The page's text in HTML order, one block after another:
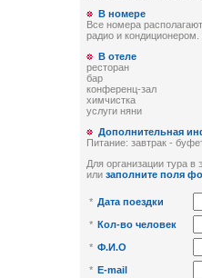
В номере
Все номера
радио и
В отеле
ресторан
бар
конференц-зал
химчистка
услуги няни
Дополнительная
Питание: завтрак -
Для организации тура в
или заполните поля
* Дата поездки
* Кол-во человек
* Ф.И.О
* E-mail